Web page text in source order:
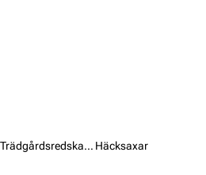
Trädgårdsredskap / Häcksaxar